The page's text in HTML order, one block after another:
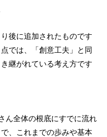
後に追加されたものです
では、「創意工夫」と同
継がれている考え方です
ん全体の根底にすでに流れ
、これまでの歩みや基本